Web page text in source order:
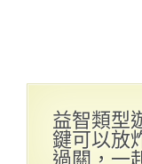
益智類型
鍵可以放
過關，一